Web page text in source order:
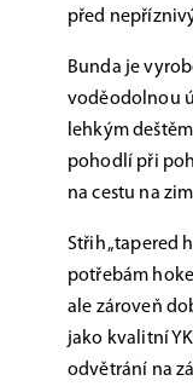
před
Bunda je
voděodolnou
lehkým
pohodlí při
na cestu na
Střih „tapered
potřebám
ale zároveň
jako kvalitní
odvětrání na